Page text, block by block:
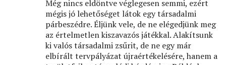
Még nincs eldöntve véglegesen semmi, ezért
mégis jó lehetőséget látok egy társadalmi
párbeszédre. Éljünk vele, de ne elégedjünk meg
az értelmetlen kiszavazós játékkal. Alakítsunk
ki valós társadalmi zsűrit, de ne egy már
elbírált tervpályázat újraértékelésére, hanem a